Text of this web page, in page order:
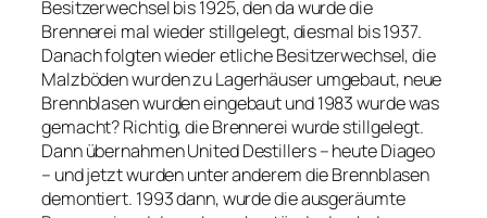
Besitzerwechsel bis 1925, den da wurde die
Brennerei mal wieder stillgelegt, diesmal bis 1937.
Danach folgten wieder etliche Besitzerwechsel, die
Malzböden wurden zu Lagerhäuser umgebaut, neue
Brennblasen wurden eingebaut und 1983 wurde was
gemacht? Richtig, die Brennerei wurde stillgelegt.
Dann übernahmen United Destillers – heute Diageo
– und jetzt wurden unter anderem die Brennblasen
demontiert. 1993 dann, wurde die ausgeräumte